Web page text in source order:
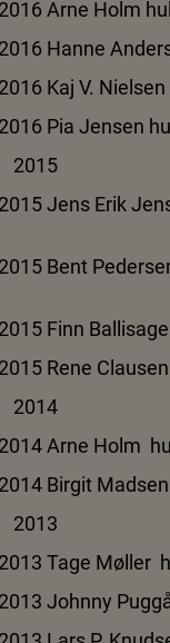
Arne Holm
Hanne
Kaj V.
Pia Jensen
Jens Erik
Bent
Finn
Rene
Arne Holm
Birgit
Tage Møller
Johnny